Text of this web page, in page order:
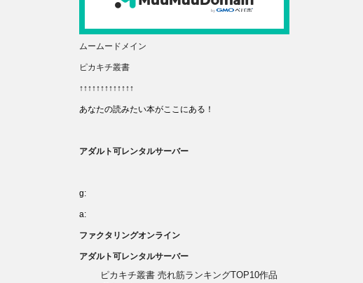
ムームードメイン
ピカキチ叢書
↑↑↑↑↑↑↑↑↑↑↑↑↑
あなたの読みたい本がここにある！
アダルト可レンタルサーバー
g:
a:
ファクタリングオンライン
アダルト可レンタルサーバー
ピカキチ叢書 売れ筋ランキングTOP10作品